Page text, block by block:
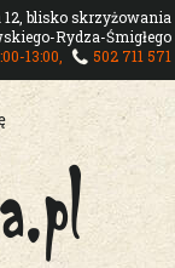
12, blisko skrzyżowania
Rydza-Śmigłego
13:00,
502 711 571